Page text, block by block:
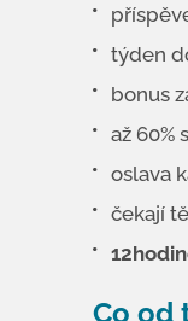
týden
bonus
až 60%
oslava
čekají
Co od